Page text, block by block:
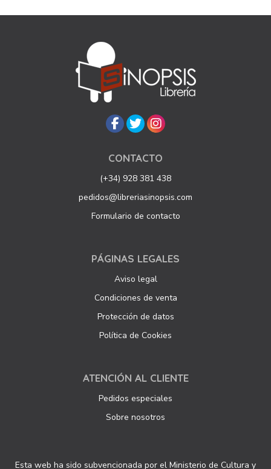
CONTACTO
(+34) 928 381 438
pedidos@libreriasinopsis.com
Formulario de contacto
PÁGINAS LEGALES
Aviso legal
Condiciones de venta
Protección de datos
Política de Cookies
ATENCIÓN AL CLIENTE
Pedidos especiales
Sobre nosotros
Esta web ha sido subvencionada por el Ministerio de Cultura y